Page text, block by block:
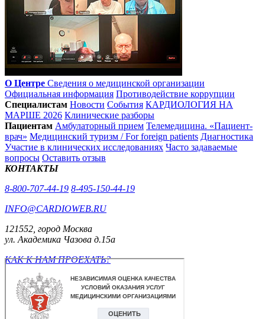
О Центре Сведения о медицинской организации
Официальная информация Противодействие коррупции
Специалистам Новости События КАРДИОЛОГИЯ НА
МАРШЕ 2026 Клинические разборы
Пациентам Амбулаторный прием Телемедицина. «Пациент-
врач» Медицинский туризм / For foreign patients Диагностика
Участие в клинических исследованиях Часто задаваемые
вопросы Оставить отзыв
КОНТАКТЫ
8-800-707-44-19 8-495-150-44-19
INFO@CARDIOWEB.RU
121552, город Москва
ул. Академика Чазова д.15а
КАК К НАМ ПРОЕХАТЬ?